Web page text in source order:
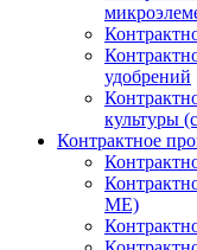
удобрений
культуры
Контрактное
МЕ)